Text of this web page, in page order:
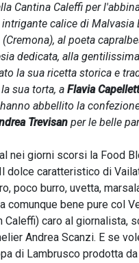
Cantina Caleffi per
calice di Malvasia
al poeta
dedicata, alla gentilissima
la sua ricetta storica e
sua torta, a Flavia
abbellito la
Trevisan per le belle
nei giorni scorsi la Food
dolce caratteristico di
poco burro, uvetta,
comunque bene pure col
Caleffi) caro al giornalista,
Andrea Scanzi. E se
di Lambrusco prodotta